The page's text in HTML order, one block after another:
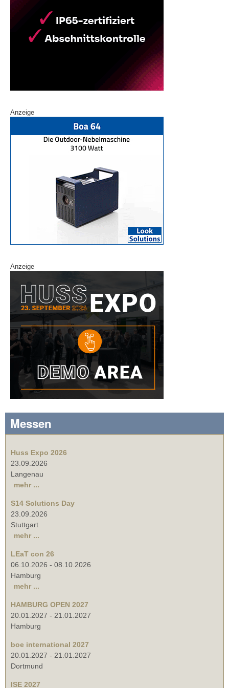
Anzeige
Anzeige
Messen
Huss Expo 2026
23.09.2026
Langenau
mehr ...
S14 Solutions Day
23.09.2026
Stuttgart
mehr ...
LEaT con 26
06.10.2026 - 08.10.2026
Hamburg
mehr ...
HAMBURG OPEN 2027
20.01.2027 - 21.01.2027
Hamburg
boe international 2027
20.01.2027 - 21.01.2027
Dortmund
ISE 2027